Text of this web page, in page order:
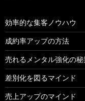
効率的な集客ノウハウ
成約率アップの方法
売れるメンタル強化の秘
差別化を図るマインド
売上アップのマインド